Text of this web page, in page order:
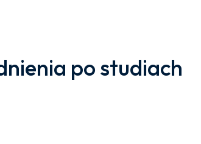
po studiach